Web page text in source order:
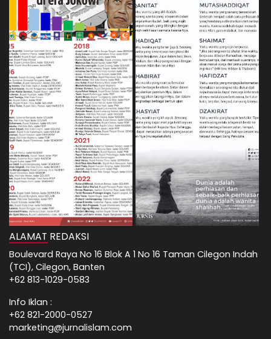
ALAMAT REDAKSI
Boulevard Raya No 16 Blok A 1 No 16 Taman Cilegon Indah
(TCI), Cilegon, Banten
+62 813-1029-0583
Info Iklan :
+62 821-2000-0527
marketing@jurnalislam.com